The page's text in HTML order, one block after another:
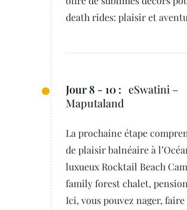
death rides: plaisir et
Jour 8 - 10 : eSwatini –
Maputaland
La prochaine étape
de plaisir balnéaire à
luxueux Rocktail Beach
family forest chalet,
Ici, vous pouvez nager, faire